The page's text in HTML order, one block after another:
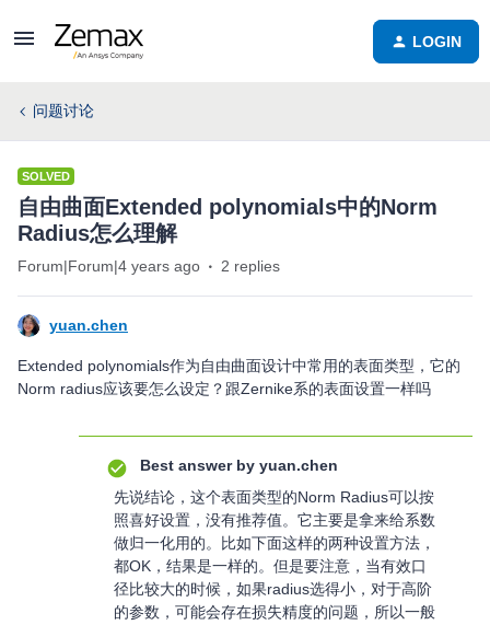
LOGIN
问题讨论
SOLVED
自由曲面Extended polynomials中的Norm
Radius怎么理解
Forum|Forum|4 years ago 2 replies
yuan.chen
Extended polynomials作为自由曲面设计中常用的表面类型，它的
Norm radius应该要怎么设定？跟Zernike系的表面设置一样吗
Best answer by yuan.chen
先说结论，这个表面类型的Norm Radius可以按
照喜好设置，没有推荐值。它主要是拿来给系数
做归一化用的。比如下面这样的两种设置方法，
都OK，结果是一样的。但是要注意，当有效口
径比较大的时候，如果radius选得小，对于高阶
的参数，可能会存在损失精度的问题，所以一般